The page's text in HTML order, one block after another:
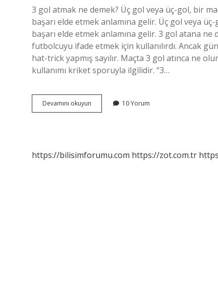
3 gol atmak ne demek? Üç gol veya üç-gol, bir
başarı elde etmek anlamına gelir. Üç gol veya
başarı elde etmek anlamına gelir. 3 gol atana
futbolcuyu ifade etmek için kullanılırdı. Ancak
hat-trick yapmış sayılır. Maçta 3 gol atınca ne
kullanımı kriket sporuyla ilgilidir. “3…
Devamını okuyun Futbolda
3
10 Yorum
https://bilisimforumu.com https://zot.com.tr